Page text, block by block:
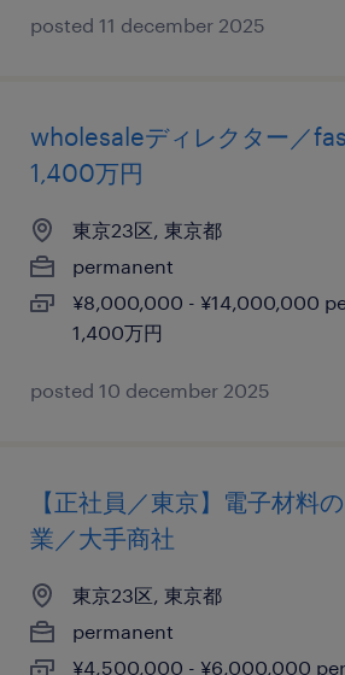
posted 11 december 2025
wholesaleディレクター／
1,400万円
東京23区, 東京都
permanent
¥8,000,000 - ¥14,000,000
1,400万円
posted 10 december 2025
【正社員／東京】電子材料
業／大手商社
東京23区, 東京都
permanent
¥4,500,000 - ¥6,000,000 per